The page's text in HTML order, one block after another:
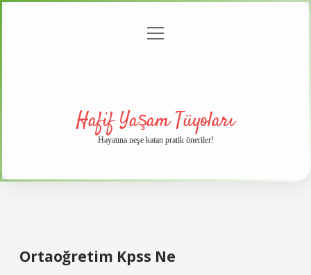
menüyü
Hafif Yaşam Tüyoları
Hayatına neşe katan pratik öneriler!
Ortaoğretim Kpss Ne